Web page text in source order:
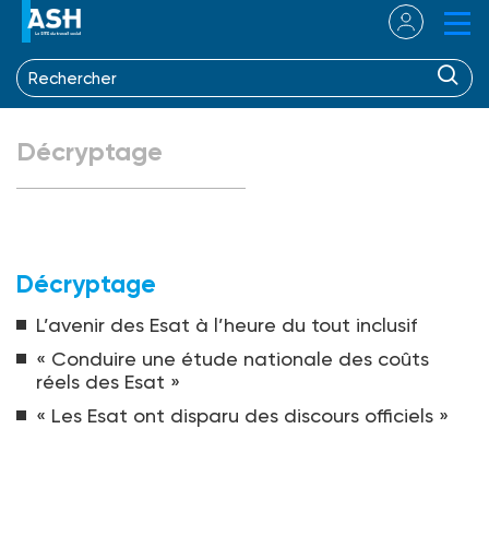
Décryptage
Décryptage
L’avenir des Esat à l’heure du tout inclusif
« Conduire une étude nationale des coûts
réels des Esat »
« Les Esat ont disparu des discours officiels »